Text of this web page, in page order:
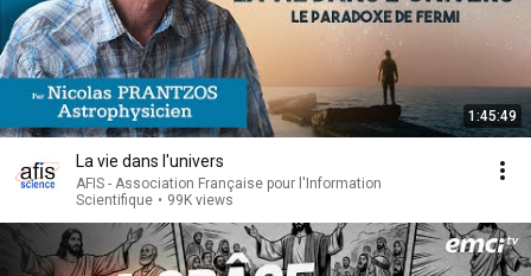
1:45:49
La vie dans l'univers
AFIS - Association Française pour l'Information
Scientifique • 99K views